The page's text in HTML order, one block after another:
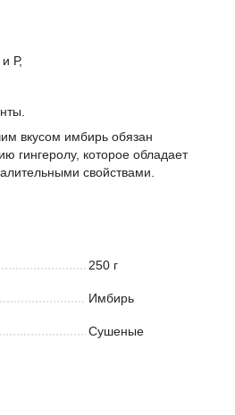
Р,
вкусом имбирь обязан
гингеролу, которое обладает
свойствами.
250 г
Имбирь
Сушеные